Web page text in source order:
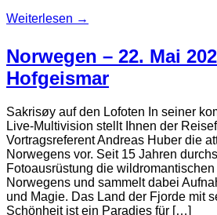
Weiterlesen →
Norwegen – 22. Mai
Hofgeismar
Sakrisøy auf den Lofoten In seiner
Live-Multivision stellt Ihnen der
Vortragsreferent Andreas Huber die
Norwegens vor. Seit 15 Jahren
Fotoausrüstung die
Norwegens und sammelt dabei
und Magie. Das Land der Fjorde mit
Schönheit ist ein Paradies für […]